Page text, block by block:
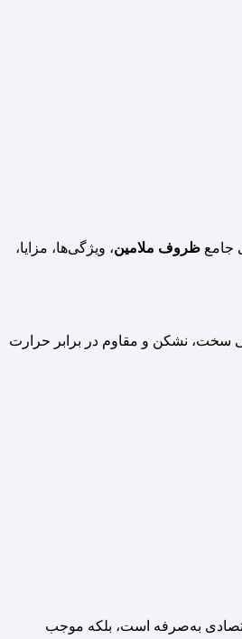
جامع ظروف ملامین، ویژگی‌ها، مزایا،
سخت، نشکن و مقاوم در برابر حرارت
به‌صرفه است، بلکه موجب